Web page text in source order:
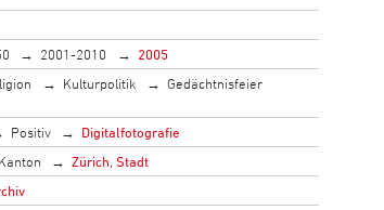
2001-2010
2005
Kulturpolitik
Gedächtnisfeier
Positiv
Digitalfotografie
Zürich, Stadt